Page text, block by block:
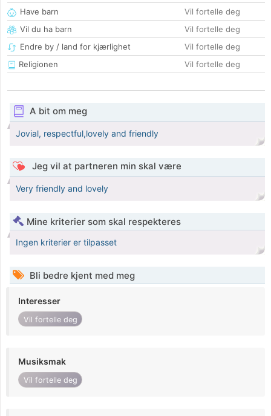
Have barn
Vil fortelle deg
Vil du ha barn
Vil fortelle deg
Endre by / land for kjærlighet
Vil fortelle deg
Religionen
Vil fortelle deg
A bit om meg
Jovial, respectful,lovely and friendly
Jeg vil at partneren min skal være
Very friendly and lovely
Mine kriterier som skal respekteres
Ingen kriterier er tilpasset
Bli bedre kjent med meg
Interesser
Vil fortelle deg
Musiksmak
Vil fortelle deg